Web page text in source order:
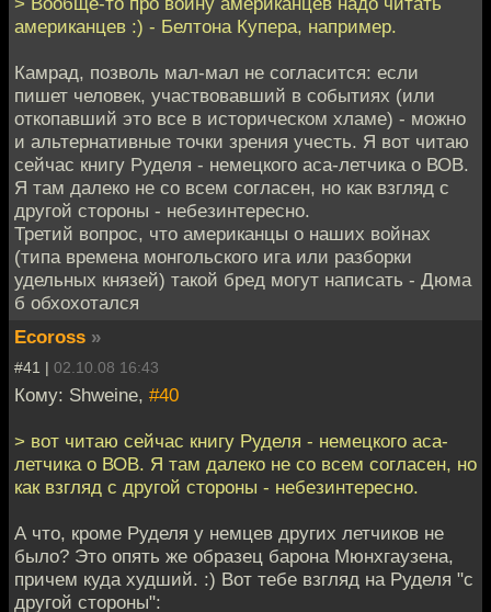
американцев :) - Белтона Купера, например.
Камрад, позволь мал-мал не согласится: если
пишет человек, участвовавший в событиях (или
откопавший это все в историческом хламе) - можно
и альтернативные точки зрения учесть. Я вот читаю
сейчас книгу Руделя - немецкого аса-летчика о ВОВ.
Я там далеко не со всем согласен, но как взгляд с
другой стороны - небезинтересно.
Третий вопрос, что американцы о наших войнах
(типа времена монгольского ига или разборки
удельных князей) такой бред могут написать - Дюма
б обхохотался
Ecoross »
#41 | 02.10.08 16:43
Кому: Shweine, #40
> вот читаю сейчас книгу Руделя - немецкого аса-
летчика о ВОВ. Я там далеко не со всем согласен, но
как взгляд с другой стороны - небезинтересно.
А что, кроме Руделя у немцев других летчиков не
было? Это опять же образец барона Мюнхгаузена,
причем куда худший. :) Вот тебе взгляд на Руделя "с
другой стороны":